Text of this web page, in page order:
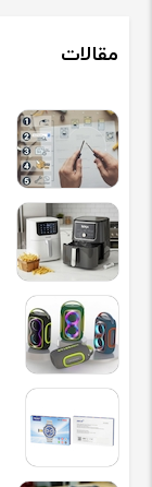
مقالات